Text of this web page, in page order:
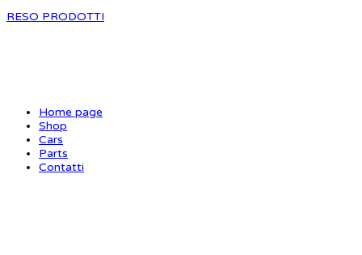
RESO PRODOTTI
Home page
Shop
Cars
Parts
Contatti